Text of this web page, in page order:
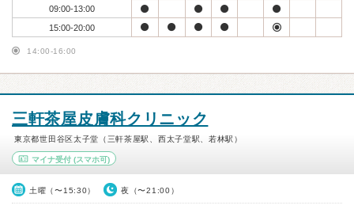
09:00-13:00
15:00-20:00
14:00-16:00
三軒茶屋皮膚科クリニック
東京都世田谷区太子堂（三軒茶屋駅、西太子堂駅、若林駅）
マイナ受付 (スマホ可)
土曜（〜15:30） 夜（〜21:00）